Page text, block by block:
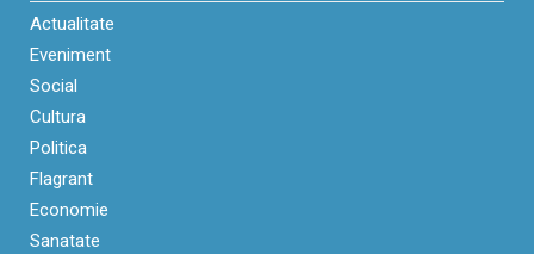
Actualitate
Eveniment
Social
Cultura
Politica
Flagrant
Economie
Sanatate